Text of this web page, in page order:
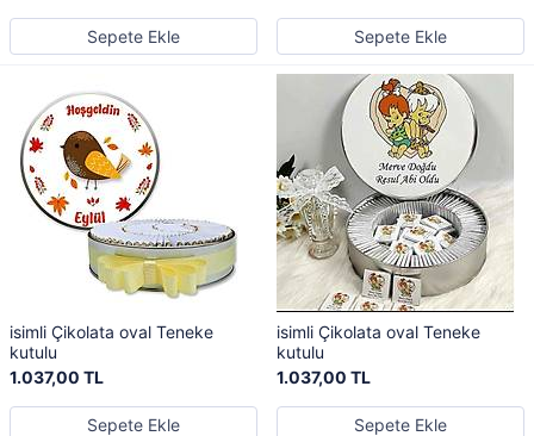
Sepete Ekle Sepete Ekle
isimli Çikolata oval Teneke
kutulu
1.037,00 TL
Sepete Ekle
isimli Çikolata oval Teneke
kutulu
1.037,00 TL
Sepete Ekle